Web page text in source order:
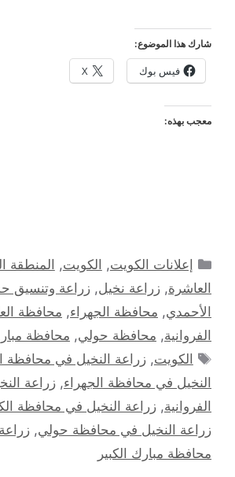
شارك هذا الموضوع:
فيس بوك X
معجب بهذه:
التصنيفات
إعلانات الكويت, الكويت, المنطقة
العاشرة, زراعة نخيل, زراعة وتنسيق
الأحمدي, محافظة الجهراء, محافظة
الفروانية, محافظة حولي, محافظة
الوسوم
الكويت,زراعة النخيل في محافظة
النخيل في محافظة الجهراء, زراعة
الفروانية, زراعة النخيل في محافظة
زراعة النخيل في محافظة حولي,
محافظة مبارك الكبير